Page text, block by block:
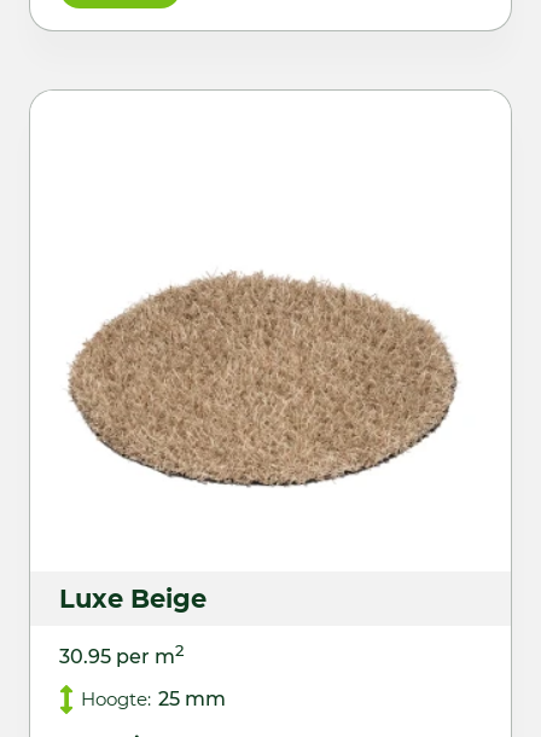
Luxe Beige
30.95 per m2
Hoogte: 25 mm